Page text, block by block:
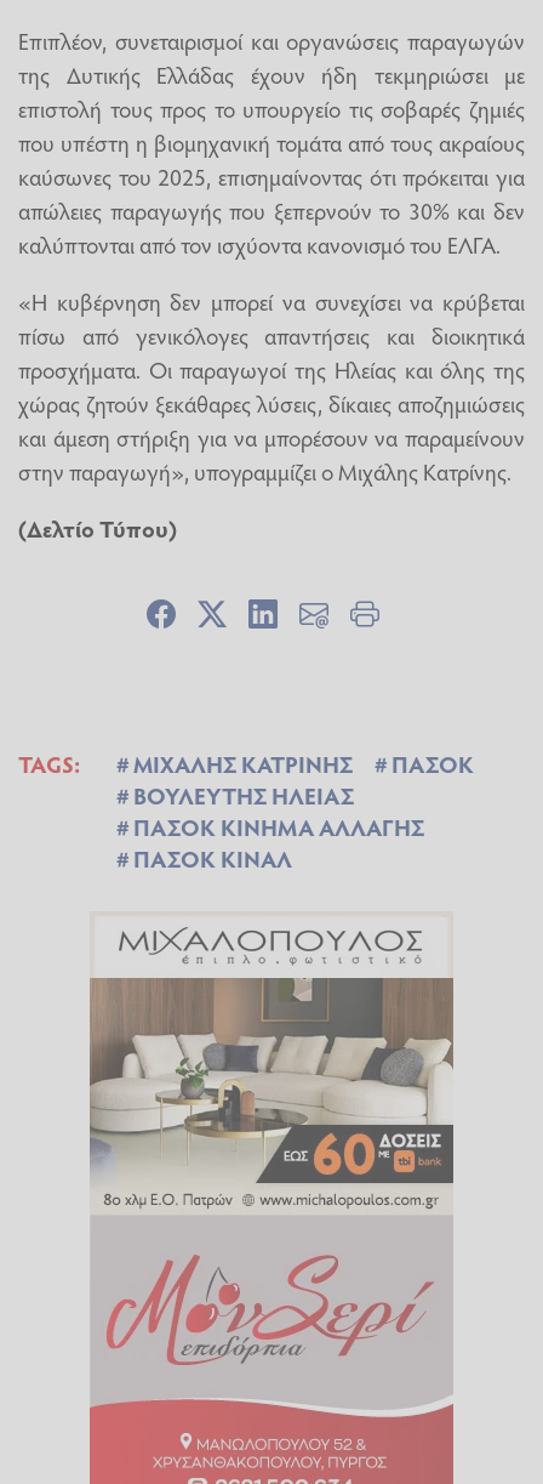
Επιπλέον, συνεταιρισμοί και οργανώσεις παραγωγών
της Δυτικής Ελλάδας έχουν ήδη τεκμηριώσει με
επιστολή τους προς το υπουργείο τις σοβαρές ζημιές
που υπέστη η βιομηχανική τομάτα από τους ακραίους
καύσωνες του 2025, επισημαίνοντας ότι πρόκειται για
απώλειες παραγωγής που ξεπερνούν το 30% και δεν
καλύπτονται από τον ισχύοντα κανονισμό του ΕΛΓΑ.
«Η κυβέρνηση δεν μπορεί να συνεχίσει να κρύβεται
πίσω από γενικόλογες απαντήσεις και διοικητικά
προσχήματα. Οι παραγωγοί της Ηλείας και όλης της
χώρας ζητούν ξεκάθαρες λύσεις, δίκαιες αποζημιώσεις
και άμεση στήριξη για να μπορέσουν να παραμείνουν
στην παραγωγή», υπογραμμίζει ο Μιχάλης Κατρίνης.
(Δελτίο Τύπου)
TAGS: ΜΙΧΑΛΗΣ ΚΑΤΡΙΝΗΣ
ΠΑΣΟΚ
ΒΟΥΛΕΥΤΗΣ ΗΛΕΙΑΣ
ΠΑΣΟΚ ΚΙΝΗΜΑ ΑΛΛΑΓΗΣ
ΠΑΣΟΚ ΚΙΝΑΛ